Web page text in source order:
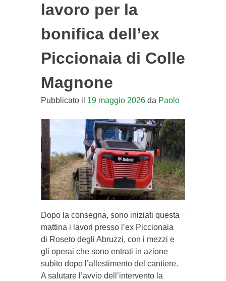
lavoro per la
bonifica dell’ex
Piccionaia di Colle
Magnone
Pubblicato il 19 maggio 2026da Paolo
Dopo la consegna, sono iniziati questa
mattina i lavori presso l’ex Piccionaia
di Roseto degli Abruzzi, con i mezzi e
gli operai che sono entrati in azione
subito dopo l’allestimento del cantiere.
A salutare l’avvio dell’intervento la